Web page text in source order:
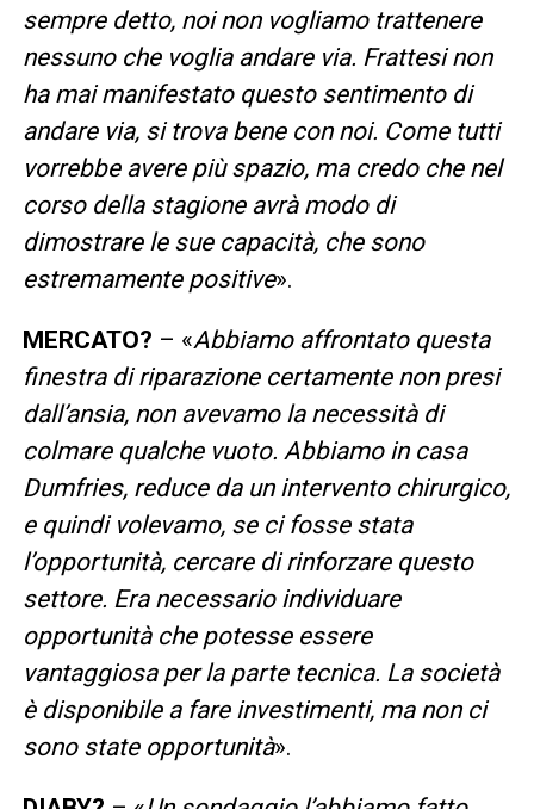
sempre detto, noi non vogliamo trattenere
nessuno che voglia andare via. Frattesi non
ha mai manifestato questo sentimento di
andare via, si trova bene con noi. Come tutti
vorrebbe avere più spazio, ma credo che nel
corso della stagione avrà modo di
dimostrare le sue capacità, che sono
estremamente positive».
MERCATO? – «Abbiamo affrontato questa
finestra di riparazione certamente non presi
dall’ansia, non avevamo la necessità di
colmare qualche vuoto. Abbiamo in casa
Dumfries, reduce da un intervento chirurgico,
e quindi volevamo, se ci fosse stata
l’opportunità, cercare di rinforzare questo
settore. Era necessario individuare
opportunità che potesse essere
vantaggiosa per la parte tecnica. La società
è disponibile a fare investimenti, ma non ci
sono state opportunità».